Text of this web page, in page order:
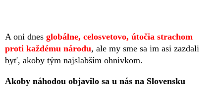
A oni dnes globálne, celosvetovo, útočia strachom
proti každému národu, ale my sme sa im asi zazdali
byť, akoby tým najslabším ohnivkom.
Akoby náhodou objavilo sa u nás na Slovensku